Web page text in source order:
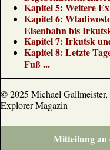
Kapitel 5: Weitere
Kapitel 6:
Eisenbahn bis
Kapitel 7: Irkutsk
Kapitel 8: Letzte
Fuß ...
© 2025 Michael
Explorer Magazin
Mitteilung an